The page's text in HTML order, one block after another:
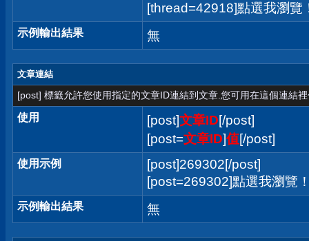
[thread=42918]點選我瀏覽
示例輸出結果 無
文章連結
[post] 標籤允許您使用指定的文章ID連結到文章.您可用在這個連結
使用 [post]文章ID[/post]
[post=文章ID]值[/post]
使用示例
[post]269302[/post]
[post=269302]點選我瀏覽
示例輸出結果 無